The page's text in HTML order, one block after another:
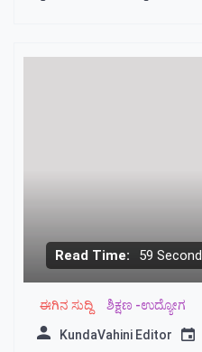
Read Time: 59 Second
ಈಗಿನ ಸುದ್ದಿ ಶಿಕ್ಷಣ -ಉದ್ಯೋಗ
KundaVahini Editor